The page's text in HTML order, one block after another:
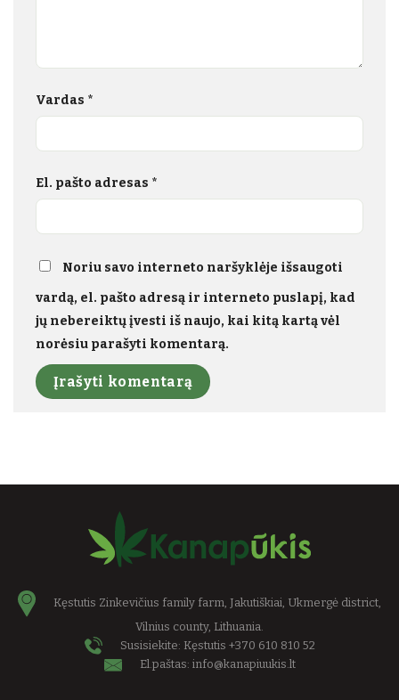
Vardas *
El. pašto adresas *
Noriu savo interneto naršyklėje išsaugoti
vardą, el. pašto adresą ir interneto puslapį, kad
jų nebereiktų įvesti iš naujo, kai kitą kartą vėl
norėsiu parašyti komentarą.
Kęstutis Zinkevičius family farm, Jakutiškiai, Ukmergė district,
Vilnius county, Lithuania.
Susisiekite: Kęstutis +370 610 810 52
El.paštas: info@kanapiuukis.lt